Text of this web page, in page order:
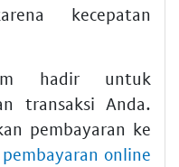
kecepatan
hadir untuk
transaksi Anda.
pembayaran ke
pembayaran online